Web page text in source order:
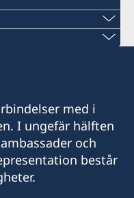
i Kuwait.
med i
I ungefär hälften
och
består